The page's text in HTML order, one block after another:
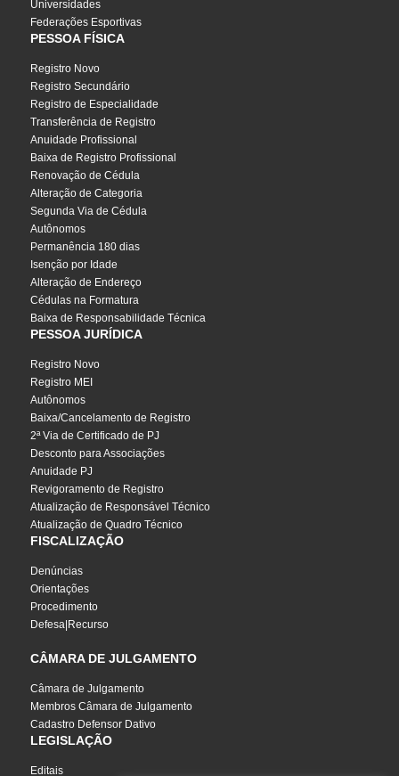
Universidades
Federações Esportivas
PESSOA FÍSICA
Registro Novo
Registro Secundário
Registro de Especialidade
Transferência de Registro
Anuidade Profissional
Baixa de Registro Profissional
Renovação de Cédula
Alteração de Categoria
Segunda Via de Cédula
Autônomos
Permanência 180 dias
Isenção por Idade
Alteração de Endereço
Cédulas na Formatura
Baixa de Responsabilidade Técnica
PESSOA JURÍDICA
Registro Novo
Registro MEI
Autônomos
Baixa/Cancelamento de Registro
2ª Via de Certificado de PJ
Desconto para Associações
Anuidade PJ
Revigoramento de Registro
Atualização de Responsável Técnico
Atualização de Quadro Técnico
FISCALIZAÇÃO
Denúncias
Orientações
Procedimento
Defesa|Recurso
CÂMARA DE JULGAMENTO
Câmara de Julgamento
Membros Câmara de Julgamento
Cadastro Defensor Dativo
LEGISLAÇÃO
Editais